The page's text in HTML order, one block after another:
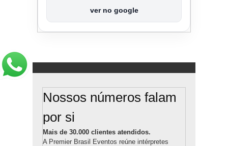
ver no google
Nossos números falam
por si
Mais de 30.000 clientes atendidos.
A Premier Brasil Eventos reúne intérpretes